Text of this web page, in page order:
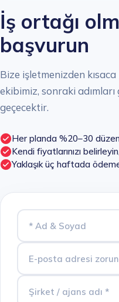
İş ortağı
başvurun
Bize işletmenizden
ekibimiz, sonraki
geçecektir.
Her planda %20–30
Kendi fiyatlarınızı
Yaklaşık üç haftada